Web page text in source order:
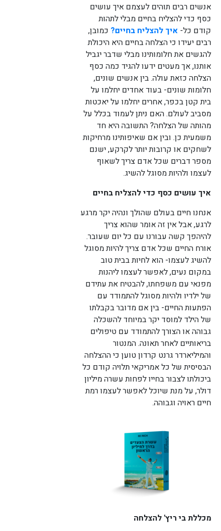
אנשים רבים תוהים לעצמם איך עושים
כסף כדי להצליח בחיים מבלי לתהות
קודם כל- איך להצליח בחיים? כמובן,
רבים יעידו כי הצלחה בחיים היא היכולת
להגשים את חלומותינו מבלי שדבר יגביל
אותנו, אך מעטים ידעו להגיד כמה כסף
הצלחה כזאת עולה. בין אנשים שונים,
חלומות שונים- בעוד אחדים יחלמו על
בית קטן בכפר, אחרים יחלמו על יאכטות
מסביב לעולם. האם ניתן לעמוד בכלל על
מהותה של הצלחה? התשובה היא חד
משמעית כן. ובין אם שאיפותינו מרחיקות
לשחקים או קרובות יותר לקרקע, ישנם
מספר דברים שכל אדם צריך לשאוף
לעצמו ולהיות מסוגל להשיג.
איך עושים כסף כדי להצליח בחיים
אנחנו חיים בעולם שהולך ונהיה יקר מרגע
לרגע, אבל אין זה אומר שהוא צריך
להיהפך קשה עבורנו עם כל יום שעובר.
אורח החיים שכל אדם צריך להיות מסוגל
להשיג לעצמו- הוא לחיות בבית טוב
במקום נעים, לאפשר לעצמו ליהנות
מפנאי עם משפחתו, להבטיח את עתידם
של ילדיו ולהיות מסוגל להתמודד עם
הפתעות החיים- בין אם מדובר בקבלתו
של הילד למוסד יקר במיוחד להשכלה
גבוהה או הצורך להתמודד עם טיפולים
בריאותיים לאחר תאונה. המנטור
והמיליארדר גרנט קרדון טוען כי ההצלחה
הבסיסית של כל אמריקאי תלויה קודם כל
ביכולתו לצבור בחייו לפחות עשרה מיליון
דולר, על מנת שיוכל לאפשר לעצמו רמת
חיים ראויה וגבוהה.
מכללת בי ריץ' להצלחה
לורם איפסום דולור סיט אמט, קונסקטורר
אדיפיסינג אלית לפרומי בלוף קינץ תתיח לרעח. לת
צשחמי צש בליא, מנסוטו צמלח לביקו ננבי, צמוקו